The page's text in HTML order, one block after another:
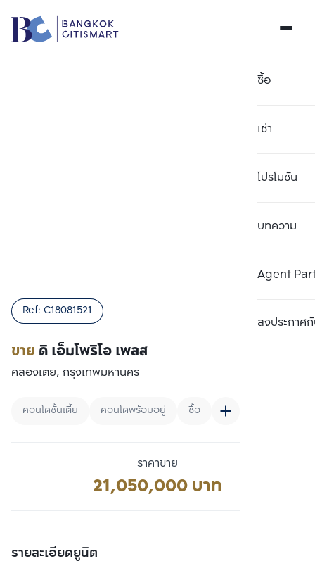
ซื้อ
เช่า
โปรโมชัน
บทความ
Agent
ลงประกาศกั
ขาย ดิ เอ็มโพริโอ เพลส
Ref: C18081521
คลองเตย, กรุงเทพมหานคร
คอนโดชั้นเตี้ย คอนโดพร้อมอยู่ ซื้อ
ราคาขาย
21,050,000 บาท
รายละเอียดยูนิต